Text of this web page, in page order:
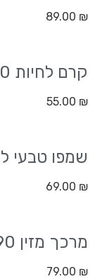
89.00 ₪
קרם לחיות 100 מ"ל
55.00 ₪
שמפו טבעי
69.00 ₪
מרכך מזין 590 מ"ל
79.00 ₪